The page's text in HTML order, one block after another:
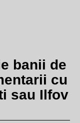
banii de
cu
sau Ilfov